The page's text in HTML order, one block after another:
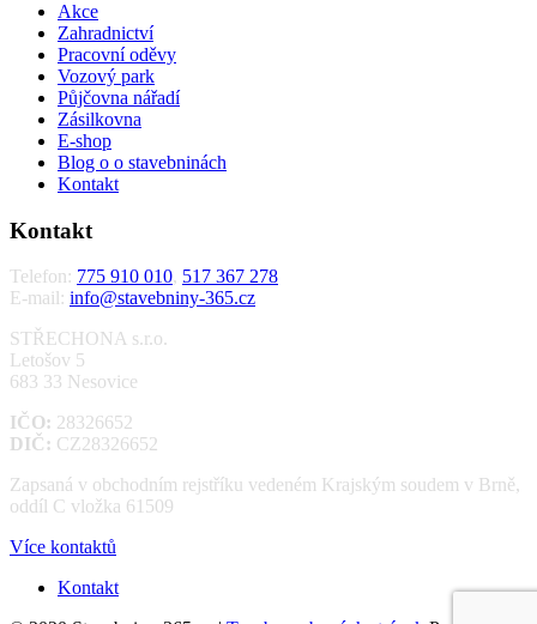
Akce
Zahradnictví
Pracovní oděvy
Vozový park
Půjčovna nářadí
Zásilkovna
E-shop
Blog o o stavebninách
Kontakt
Kontakt
Telefon: 775 910 010, 517 367 278
E-mail: info@stavebniny-365.cz
STŘECHONA s.r.o.
Letošov 5
683 33 Nesovice
IČO: 28326652
DIČ: CZ28326652
Zapsaná v obchodním rejstříku vedeném Krajským soudem v Brně,
oddíl C vložka 61509
Více kontaktů
Kontakt